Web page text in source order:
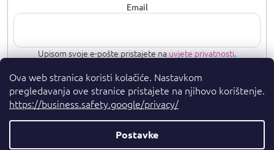
Ova web stranica koristi kolačiće. Nastavkom
pregledavanja ove stranice pristajete na njihovo korištenje.
https://business.safety.google/privacy/
Postavke
Email
Upisom svoje e-pošte pristajete nauvjete privatnosti.
PRETPLATI SE
Autorska prava 2026Parfumshop.hr. Sva prava pridržana.